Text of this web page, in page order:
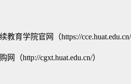
教育学院官网（https://
网（http://cgxt.huat.edu.cn/）